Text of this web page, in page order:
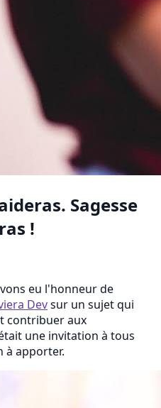
Sagesse
!
eu l'honneur de
Devsur un sujet qui
contribuer aux
une invitation à tous
à apporter.